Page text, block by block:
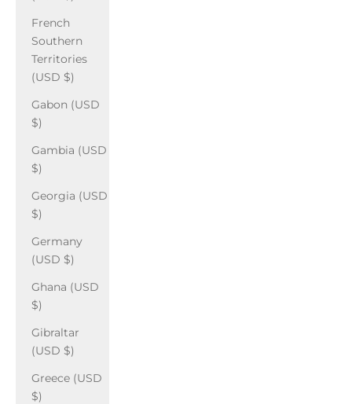
French
Southern
Territories
(USD $)
Gabon (USD
$)
Gambia (USD
$)
Georgia (USD
$)
Germany
(USD $)
Ghana (USD
$)
Gibraltar
(USD $)
Greece (USD
$)